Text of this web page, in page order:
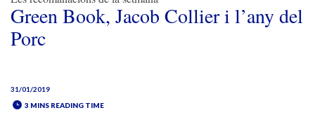
Green Book, Jacob Collier i l’any del
Porc
31/01/2019
3 MINS READING TIME